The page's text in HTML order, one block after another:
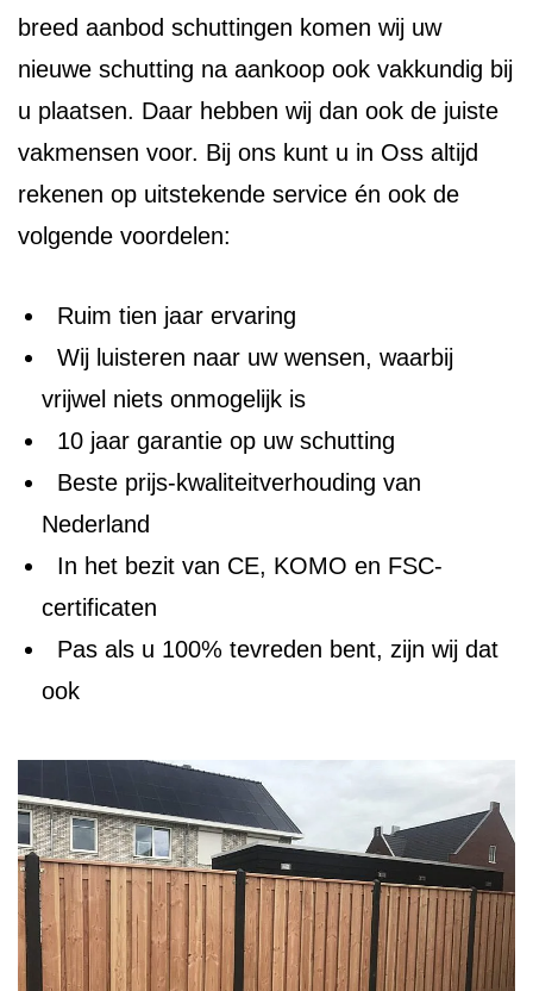
breed aanbod schuttingen komen wij uw
nieuwe schutting na aankoop ook vakkundig bij
u plaatsen. Daar hebben wij dan ook de juiste
vakmensen voor. Bij ons kunt u in Oss altijd
rekenen op uitstekende service én ook de
volgende voordelen:
Ruim tien jaar ervaring
Wij luisteren naar uw wensen, waarbij
vrijwel niets onmogelijk is
10 jaar garantie op uw schutting
Beste prijs-kwaliteitverhouding van
Nederland
In het bezit van CE, KOMO en FSC-
certificaten
Pas als u 100% tevreden bent, zijn wij dat
ook